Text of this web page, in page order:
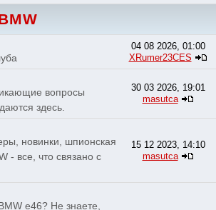
04 08 2026, 01:00
XRumer23CES
вопросы
здесь.
30 03 2026, 19:01
masutca
новинки, шпионская
- все, что связано с
15 12 2023, 14:10
masutca
e46? Не знаете,